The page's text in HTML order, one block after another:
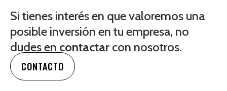
Si tienes interés en que valoremos una
posible inversión en tu empresa, no
dudes en contactar con nosotros.
CONTACTO